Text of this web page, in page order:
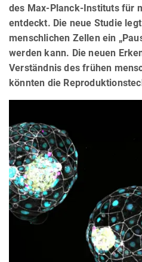
des Max-Planck-Instituts für
entdeckt. Die neue Studie
menschlichen Zellen ein
werden kann. Die neuen
Verständnis des frühen
könnten die